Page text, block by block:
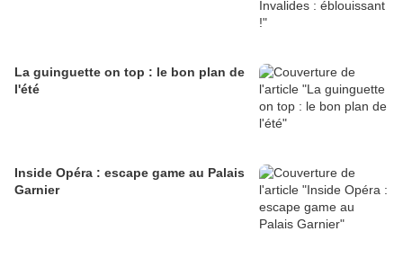
La guinguette on top : le bon plan de
l'été
Inside Opéra : escape game au Palais
Garnier